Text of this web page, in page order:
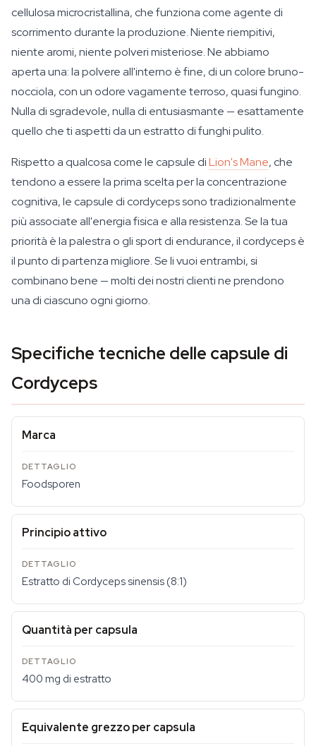
cellulosa microcristallina, che funziona come agente di
scorrimento durante la produzione. Niente riempitivi,
niente aromi, niente polveri misteriose. Ne abbiamo
aperta una: la polvere all'interno è fine, di un colore bruno-
nocciola, con un odore vagamente terroso, quasi fungino.
Nulla di sgradevole, nulla di entusiasmante — esattamente
quello che ti aspetti da un estratto di funghi pulito.
Rispetto a qualcosa come le capsule diLion's Mane, che
tendono a essere la prima scelta per la concentrazione
cognitiva, le capsule di cordyceps sono tradizionalmente
più associate all'energia fisica e alla resistenza. Se la tua
priorità è la palestra o gli sport di endurance, il cordyceps è
il punto di partenza migliore. Se li vuoi entrambi, si
combinano bene — molti dei nostri clienti ne prendono
una di ciascuno ogni giorno.
Specifiche tecniche delle capsule di
Cordyceps
Marca
Foodsporen
Principio attivo
Estratto di Cordyceps sinensis (8:1)
Quantità per capsula
400 mg di estratto
Equivalente grezzo per capsula